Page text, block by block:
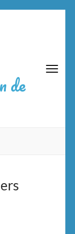
de